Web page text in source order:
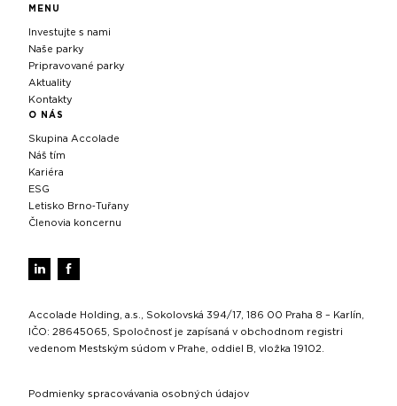
MENU
Investujte s nami
Naše parky
Pripravované parky
Aktuality
Kontakty
O NÁS
Skupina Accolade
Náš tím
Kariéra
ESG
Letisko Brno‑Tuřany
Členovia koncernu
Accolade Holding, a.s., Sokolovská 394/17, 186 00 Praha 8 – Karlín,
IČO: 28645065, Spoločnosť je zapísaná v obchodnom registri
vedenom Mestským súdom v Prahe, oddiel B, vložka 19102.
Podmienky spracovávania osobných údajov